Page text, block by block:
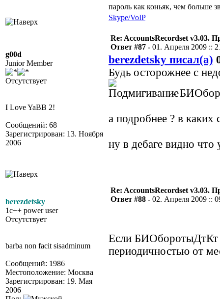
пароль как коньяк, чем больше
Skype/VoIP
g00d
Junior Member
Отсутствует
I Love YaBB 2!
Сообщений: 68
Зарегистрирован: 13. Ноября
2006
Re: AccountsRecordset v3.03.
Ответ #87 - 01. Апреля 2009 ::
berezdetsky писал(а)
Будь осторожнее с
-
а подробнее ? в каких
ну в дебаге видно что
berezdetsky
1c++ power user
Отсутствует
barba non facit sisadminum
Сообщений: 1986
Местоположение: Москва
Зарегистрирован: 19. Мая
2006
Re: AccountsRecordset v3.03.
Ответ #88 - 02. Апреля 2009 ::
Если БИОборотыДтКт
периодичностью от